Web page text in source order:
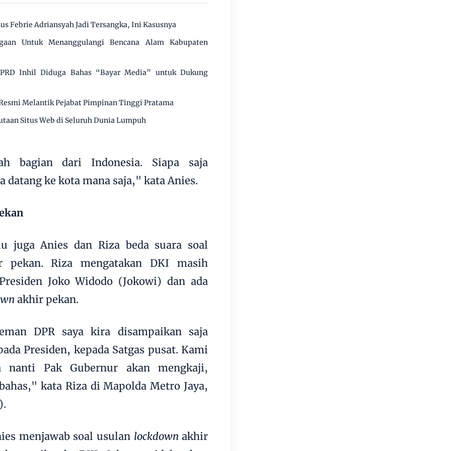
Febrie Adriansyah Jadi Tersangka, Ini Kasusnya
Untuk Menanggulangi Bencana Alam Kabupaten
Inhil Diduga Bahas “Bayar Media” untuk Dukung
Melantik Pejabat Pimpinan Tinggi Pratama
Situs Web di Seluruh Dunia Lumpuh
bagian dari Indonesia. Siapa saja
datang ke kota mana saja," kata Anies.
juga Anies dan Riza beda suara soal
pekan. Riza mengatakan DKI masih
Joko Widodo (Jokowi) dan ada
akhir pekan.
DPR saya kira disampaikan saja
Presiden, kepada Satgas pusat. Kami
Pak Gubernur akan mengkaji,
kata Riza di Mapolda Metro Jaya,
menjawab soal usulan lockdown akhir